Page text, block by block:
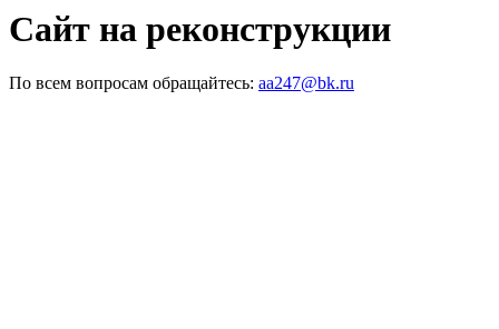
Сайт на реконструкции
По всем вопросам обращайтесь: aa247@bk.ru